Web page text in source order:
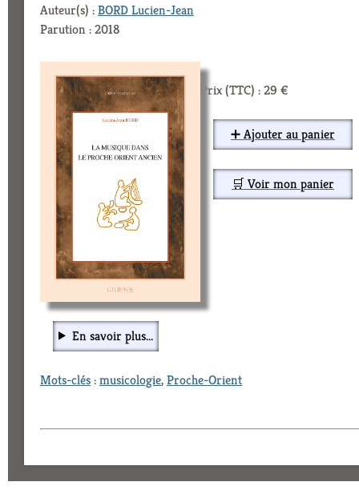
Auteur(s) :BORD Lucien-Jean
Parution : 2018
Prix (TTC) : 29 €
➕ Ajouter au panier
🛒 Voir mon panier
En savoir plus...
Mots-clés:musicologie,Proche-Orient